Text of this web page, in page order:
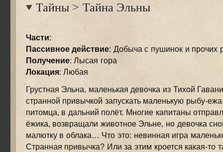
Тайны> Тайна Эльны
Части:
Пассивное действие: Добыча c пушинок и прочих
Получение: Лысая гора
Локация: Любая
Грустная Эльна, маленькая девочка из Тихой
странной привычкой запускать маленькую рыбу-
питомца, в дальний полёт. Многие капитаны
ёжика, возвращали животное Эльне, но девочка
малютку в облака… Что это: невинная игра
Странная привычка? Или за этим кроется какая-то